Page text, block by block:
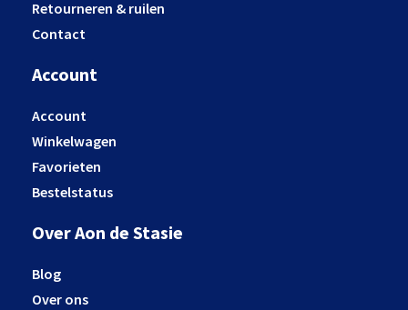
Retourneren & ruilen
Contact
Account
Account
Winkelwagen
Favorieten
Bestelstatus
Over Aon de Stasie
Blog
Over ons